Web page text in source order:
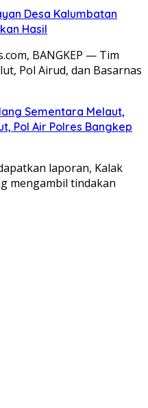
Desa Kalumbatan
Hasil
BANGKEP — Tim
Pol Airud, dan Basarnas
Sementara Melaut,
Pol Air Polres Bangkep
laporan, Kalak
mengambil tindakan